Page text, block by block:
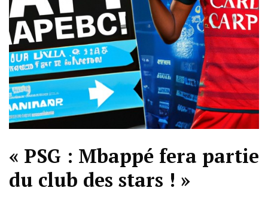
« PSG : Mbappé fera partie
du club des stars ! »